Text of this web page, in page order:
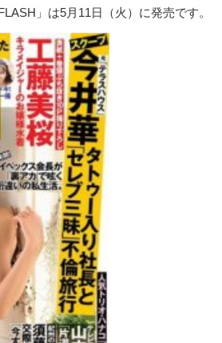
」は5月11日（火）に発売です。